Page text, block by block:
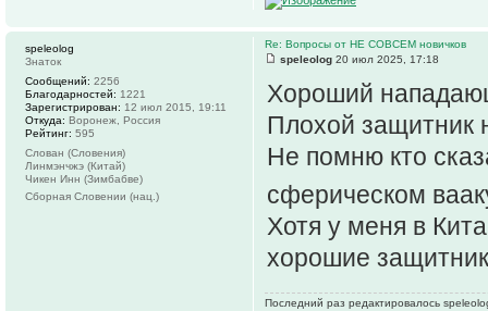
Re: Вопросы от НЕ СОВСЕМ новичков
speleolog 20 июл 2025, 17:18
Хороший
Плохой защитник
Не помню кто
сферическом
Хотя у меня в
хорошие
Последний раз редактировалось
speleolog
Знаток
Сообщений: 2256
Благодарностей: 1221
Зарегистрирован: 12 июл 2015, 19:11
Откуда: Воронеж, Россия
Рейтинг: 595
Слован (Словения)
Линмэнчжэ (Китай)
Чикен Инн (Зимбабве)
Сборная Словении (нац.)